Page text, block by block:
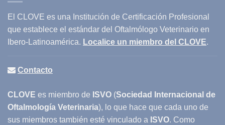
El CLOVE es una Institución de Certificación Profesional
que establece el estándar del Oftalmólogo Veterinario en
Ibero-Latinoamérica. Localice un miembro del CLOVE.
Contacto
CLOVE es miembro de ISVO (Sociedad Internacional de
Oftalmología Veterinaria), lo que hace que cada uno de
sus miembros también esté vinculado a ISVO. Como